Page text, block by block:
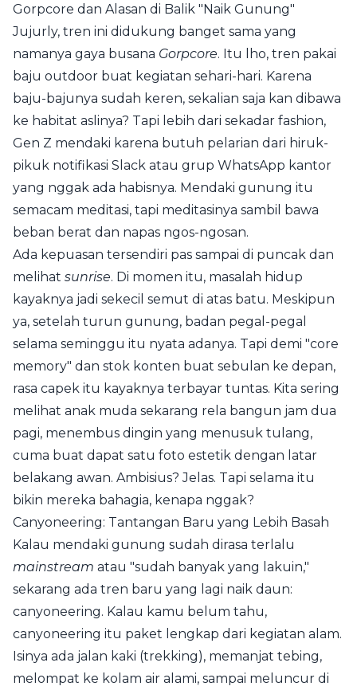
Gorpcore dan Alasan di Balik "Naik Gunung"
Jujurly, tren ini didukung banget sama yang
namanya gaya busana Gorpcore. Itu lho, tren pakai
baju outdoor buat kegiatan sehari-hari. Karena
baju-bajunya sudah keren, sekalian saja kan dibawa
ke habitat aslinya? Tapi lebih dari sekadar fashion,
Gen Z mendaki karena butuh pelarian dari hiruk-
pikuk notifikasi Slack atau grup WhatsApp kantor
yang nggak ada habisnya. Mendaki gunung itu
semacam meditasi, tapi meditasinya sambil bawa
beban berat dan napas ngos-ngosan.
Ada kepuasan tersendiri pas sampai di puncak dan
melihat sunrise. Di momen itu, masalah hidup
kayaknya jadi sekecil semut di atas batu. Meskipun
ya, setelah turun gunung, badan pegal-pegal
selama seminggu itu nyata adanya. Tapi demi "core
memory" dan stok konten buat sebulan ke depan,
rasa capek itu kayaknya terbayar tuntas. Kita sering
melihat anak muda sekarang rela bangun jam dua
pagi, menembus dingin yang menusuk tulang,
cuma buat dapat satu foto estetik dengan latar
belakang awan. Ambisius? Jelas. Tapi selama itu
bikin mereka bahagia, kenapa nggak?
Canyoneering: Tantangan Baru yang Lebih Basah
Kalau mendaki gunung sudah dirasa terlalu
mainstream atau "sudah banyak yang lakuin,"
sekarang ada tren baru yang lagi naik daun:
canyoneering. Kalau kamu belum tahu,
canyoneering itu paket lengkap dari kegiatan alam.
Isinya ada jalan kaki (trekking), memanjat tebing,
melompat ke kolam air alami, sampai meluncur di